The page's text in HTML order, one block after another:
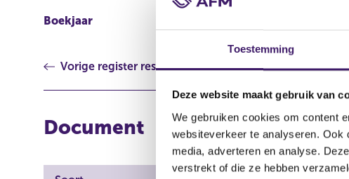
Toestemming
Deze website maakt gebruik van
We gebruiken cookies om content
websiteverkeer te analyseren.
media, adverteren en analyse.
verstrekt of die ze hebben
Boekjaar
Vorige register resultaat
Document